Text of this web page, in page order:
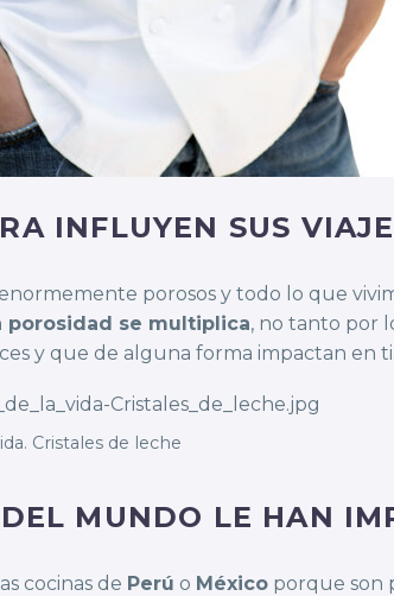
INFLUYEN SUS
porosos y todo lo que
porosidad se multiplica, no tanto por
y que de alguna forma impactan en ti.
Cristales de leche
MUNDO LE HAN
cocinas de Perú o México porque son